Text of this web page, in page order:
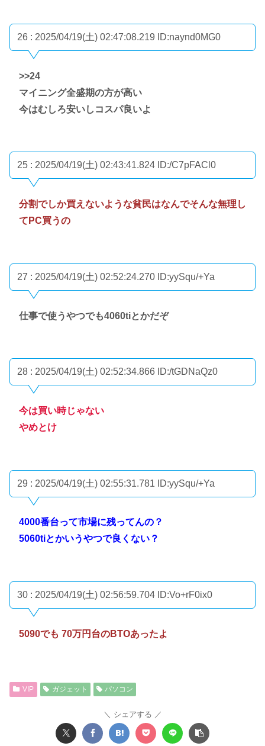
26 : 2025/04/19(土) 02:47:08.219 ID:naynd0MG0
>>24
マイニング全盛期の方が高い
今はむしろ安いしコスパ良いよ
25 : 2025/04/19(土) 02:43:41.824 ID:/C7pFACl0
分割でしか買えないような貧民はなんでそんな無理し
てPC買うの
27 : 2025/04/19(土) 02:52:24.270 ID:yySqu/+Ya
仕事で使うやつでも4060tiとかだぞ
28 : 2025/04/19(土) 02:52:34.866 ID:/tGDNaQz0
今は買い時じゃない
やめとけ
29 : 2025/04/19(土) 02:55:31.781 ID:yySqu/+Ya
4000番台って市場に残ってんの？
5060tiとかいうやつで良くない？
30 : 2025/04/19(土) 02:56:59.704 ID:Vo+rF0ix0
5090でも 70万円台のBTOあったよ
VIP ガジェット パソコン
シェアする